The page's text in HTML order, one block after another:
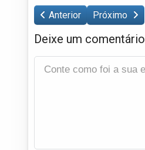
Anterior Próximo
Deixe um comentário